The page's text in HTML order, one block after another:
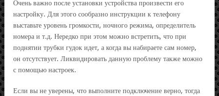
Очень важно после установки устройства произвести его
настройку. Для этого сообразно инструкции к телефону
выставьте уровень громкости, ночного режима, определитель
номера и т.д. Нередко при этом можно встретить, что при
поднятии трубки гудок идет, а когда вы набираете сам номер,
он отсутствует. Ликвидировать данную проблему также можно
с помощью настроек.
Если вы не уверены, что выполните подключение верно, тогда